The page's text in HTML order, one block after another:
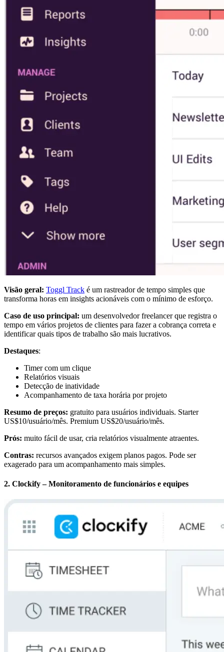
Visão geral: Toggl Track é um rastreador de tempo simples que
transforma horas em insights acionáveis com o mínimo de esforço.
Caso de uso principal: um desenvolvedor freelancer que registra o
tempo em vários projetos de clientes para fazer a cobrança correta e
identificar quais tipos de trabalho são mais lucrativos.
Destaques:
Timer com um clique
Relatórios visuais
Detecção de inatividade
Acompanhamento de taxa horária por projeto
Resumo de preços: gratuito para usuários individuais. Starter
US$10/usuário/mês. Premium US$20/usuário/mês.
Prós: muito fácil de usar, cria relatórios visualmente atraentes.
Contras: recursos avançados exigem planos pagos. Pode ser
exagerado para um acompanhamento mais simples.
2. Clockify – Monitoramento de funcionários e equipes